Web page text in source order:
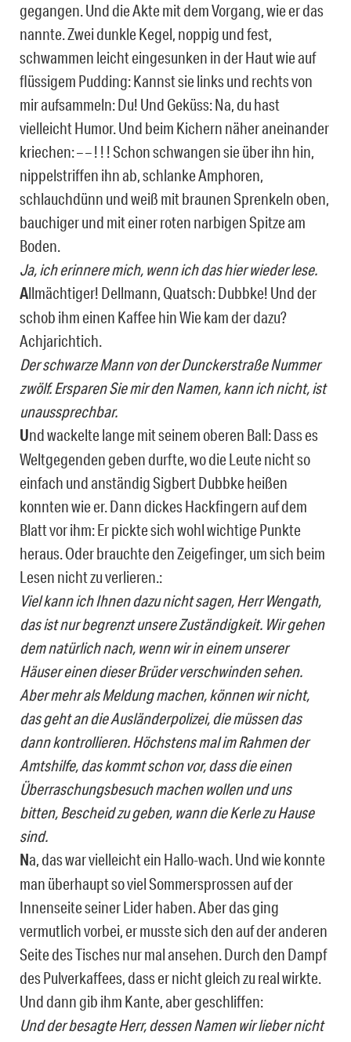
gegangen. Und die Akte mit dem Vorgang, wie er das
nannte. Zwei dunkle Kegel, noppig und fest,
schwammen leicht eingesunken in der Haut wie auf
flüssigem Pudding: Kannst sie links und rechts von
mir aufsammeln: Du! Und Geküss: Na, du hast
vielleicht Humor. Und beim Kichern näher aneinander
kriechen: – – ! ! ! Schon schwangen sie über ihn hin,
nippelstriffen ihn ab, schlanke Amphoren,
schlauchdünn und weiß mit braunen Sprenkeln oben,
bauchiger und mit einer roten narbigen Spitze am
Boden.
Ja, ich erinnere mich, wenn ich das hier wieder lese.
Allmächtiger! Dellmann, Quatsch: Dubbke! Und der
schob ihm einen Kaffee hin Wie kam der dazu?
Achjarichtich.
Der schwarze Mann von der Dunckerstraße Nummer
zwölf. Ersparen Sie mir den Namen, kann ich nicht, ist
unaussprechbar.
Und wackelte lange mit seinem oberen Ball: Dass es
Weltgegenden geben durfte, wo die Leute nicht so
einfach und anständig Sigbert Dubbke heißen
konnten wie er. Dann dickes Hackfingern auf dem
Blatt vor ihm: Er pickte sich wohl wichtige Punkte
heraus. Oder brauchte den Zeigefinger, um sich beim
Lesen nicht zu verlieren.:
Viel kann ich Ihnen dazu nicht sagen, Herr Wengath,
das ist nur begrenzt unsere Zuständigkeit. Wir gehen
dem natürlich nach, wenn wir in einem unserer
Häuser einen dieser Brüder verschwinden sehen.
Aber mehr als Meldung machen, können wir nicht,
das geht an die Ausländerpolizei, die müssen das
dann kontrollieren. Höchstens mal im Rahmen der
Amtshilfe, das kommt schon vor, dass die einen
Überraschungsbesuch machen wollen und uns
bitten, Bescheid zu geben, wann die Kerle zu Hause
sind.
Na, das war vielleicht ein Hallo-wach. Und wie konnte
man überhaupt so viel Sommersprossen auf der
Innenseite seiner Lider haben. Aber das ging
vermutlich vorbei, er musste sich den auf der anderen
Seite des Tisches nur mal ansehen. Durch den Dampf
des Pulverkaffees, dass er nicht gleich zu real wirkte.
Und dann gib ihm Kante, aber geschliffen:
Und der besagte Herr, dessen Namen wir lieber nicht